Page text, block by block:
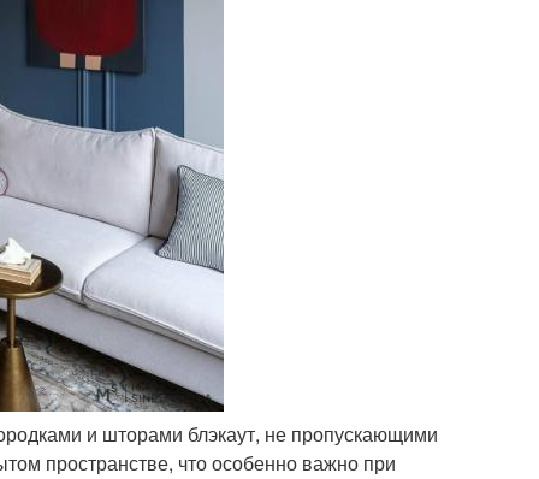
и шторами блэкаут, не пропускающими
пространстве, что особенно важно при